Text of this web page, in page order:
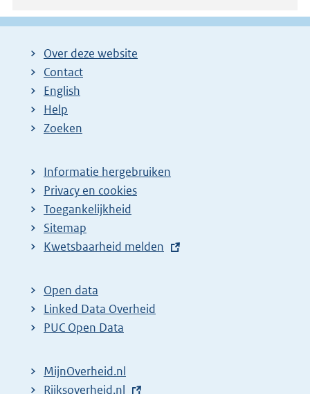
Over deze website
Contact
English
Help
Zoeken
Informatie hergebruiken
Privacy en cookies
Toegankelijkheid
Sitemap
E
t
e
r
l
Kwetsbaarheid melden
Open data
Linked Data Overheid
PUC Open Data
MijnOverheid.nl
E
Rijksoverheid.nl